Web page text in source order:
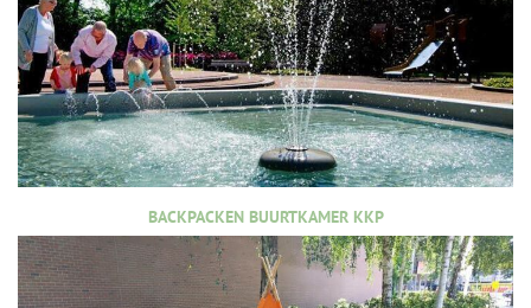
BACKPACKEN BUURTKAMER KKP